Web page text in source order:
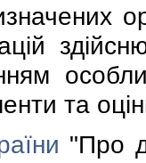
та
"Про